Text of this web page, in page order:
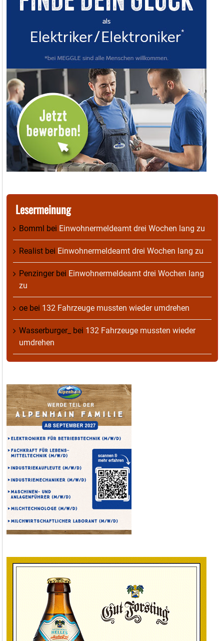
Lesermeinung
Bomml bei Einwohnermeldeamt drei Wochen lang zu
Realist bei Einwohnermeldeamt drei Wochen lang zu
Penzingerbei Einwohnermeldeamt drei Wochen lang
zu
oe bei 132 Fahrzeuge mussten wieder umdrehen
Wasserburger_ bei 132 Fahrzeuge mussten wieder
umdrehen